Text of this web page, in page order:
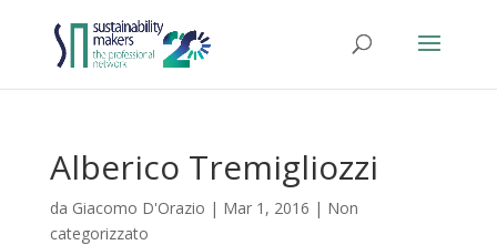
Alberico Tremigliozzi
da Giacomo D'Orazio | Mar 1, 2016 | Non
categorizzato